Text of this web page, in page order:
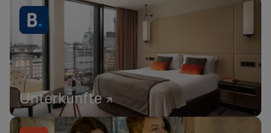
Unterkünfte